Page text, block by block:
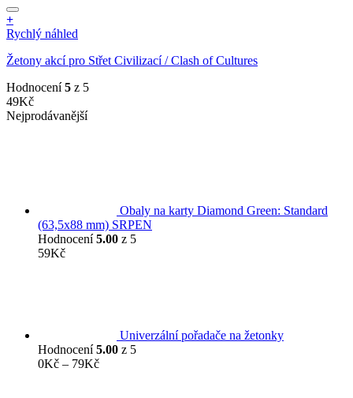
+
Rychlý náhled
Žetony akcí pro Střet Civilizací / Clash of Cultures
Hodnocení5 z 5
49Kč
Nejprodávanější
Obaly na karty Diamond Green: Standard
(63,5x88 mm) SRPEN
Hodnocení5.00 z 5
59Kč
Univerzální pořadače na žetonky
Hodnocení5.00 z 5
0Kč – 79KčRozpětí